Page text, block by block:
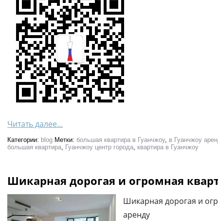
Читать далее...
Категории: blog Метки: большая квартира в Гуанчжоу, в Гуанчжоу
большая квартира, Гуанчжоу центр города, квартира в Гуанчжоу
Шикарная дорогая и огромная
Шикарная дорогая и
аренду